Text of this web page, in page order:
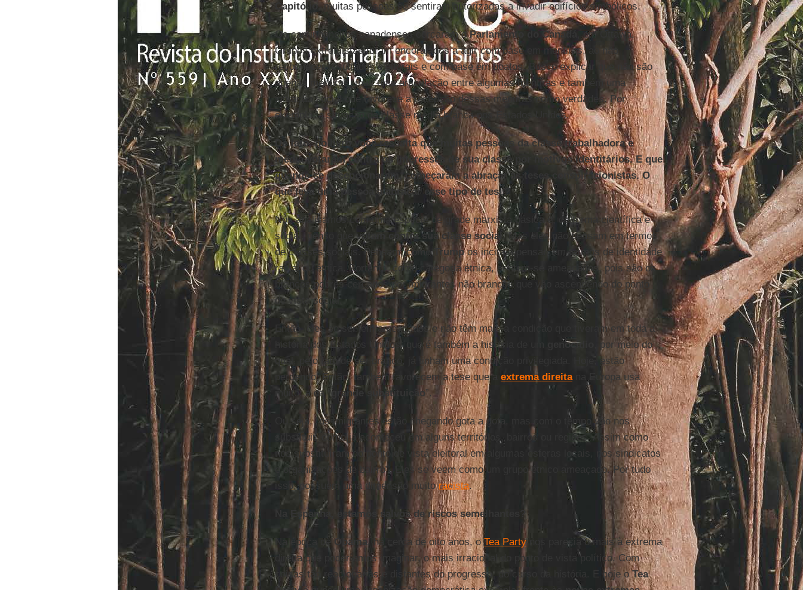
Capitólio, muitas pessoas se sentiram autorizadas a invadir edifícios simbólicos.
Os caminhoneiros canadenses cercaram oParlamento do Canadá
, em Ottawa.
Grupos extremistas foram encorajados a agir com base em mentiras, ao não
reconhecer resultados eleitorais e com base em boatos. Busco explicar que não são
apenas mentiras, mas uma articulação entre algumas mentiras e também uma
situação social que favorece a recepção dessas mentiras como verdades. Por
exemplo, a situação da classe média branca nos Estados Unidos.
De fato, no livro você ressalta que muitas pessoas da classe trabalhadora e
média votaram contra os interesses de sua classe por motivos identitários. E que
quando se decepcionaram, começaram a abraçar as teses conspiracionistas. O
que leva uma pessoa a abraçar esse tipo de tese?
Nós analisamos com uma espécie de grade marxista básica e, de forma científica e
social, penso quevotam contra sua classe social. Mas eles não pensam em termos
de classes sociais. Pensam, como Trumpos incita a pensar, em termos de identidade
racial ou étnica. Portanto, como categoria étnica, sentem-se ameaçados, pois são os
brancos pobres cercados por imigrantes não brancos que vão ascendendo do ponto
de vista social.
Então, eles se sentem ameaçados e não têm mais a condição que tiveram em toda a
história dos Estados Unidos, que é também a história de um
genocídio
, por meio do
qual, pelo fato de ser branco, já tinham uma condição privilegiada. Hoje, estão
perdendo. Então, também favorecem a tese que a extrema direitana Europa usa
muito: a da “grande substituição”.
Ou seja, “os imigrantes estão chegando gota a gota, mas com o tempo vão nos
substituir, como já aconteceu em alguns territórios, bairros ou regiões. Assim como
nos substituíram do ponto de vista eleitoral em algumas esferas locais, nos sindicatos
e organizações de bairro”. Eles se veem como um grupo étnico ameaçado. Por tudo
isso, possuem uma dimensão muitoracista.
Na Espanha, estamos salvos de riscos semelhantes?
Na época deObama, há cerca de oito anos, oTea Partynos parecia o mais à extrema
direita que poderíamos imaginar, o mais irracional do ponto de vista político. Com
coisas tão reacionárias e distantes do progresso, do curso da história. E hoje oTea